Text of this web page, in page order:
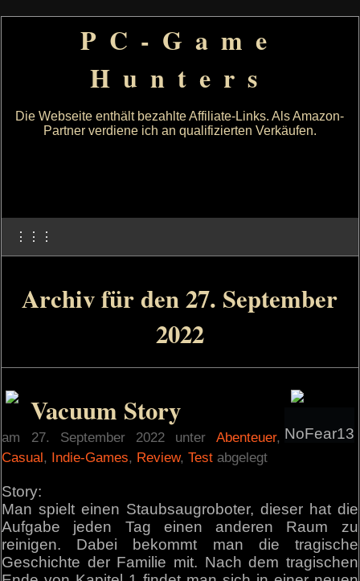
PC-Game
Hunters
Die Webseite enthält bezahlte Affiliate-Links. Als Amazon-
Partner verdiene ich an qualifizierten Verkäufen.
⋮⋮⋮
Archiv für den 27. September
2022
NoFear13
Vacuum Story
am 27. September 2022 unter Abenteuer,
Casual, Indie-Games, Review,Test abgelegt
Story:
Man spielt einen Staubsaugroboter, dieser hat die
Aufgabe jeden Tag einen anderen Raum zu
reinigen. Dabei bekommt man die tragische
Geschichte der Familie mit. Nach dem tragischen